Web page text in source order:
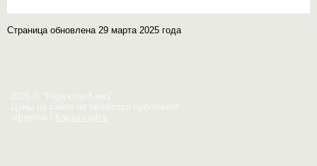
Страница обновлена 29 марта 2025 года